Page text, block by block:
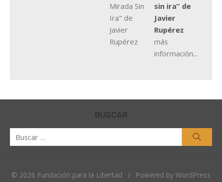
sin ira” de
Javier
Rupérez
más
información...
BUSCAR
© 2026 Fundación para la Libertad /
Powered by WordPress